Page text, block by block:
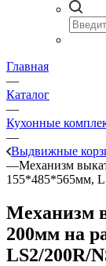
Главная
—
Каталог
—
Кухонные
—
Выдвижные
—Механизм
155*485*565мм,
Механизм
200мм на
LS2/200R/